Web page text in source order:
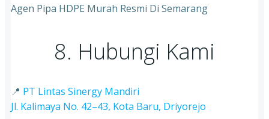
Agen Pipa HDPE Murah Resmi Di Semarang
8. Hubungi Kami
📍 PT Lintas Sinergy Mandiri
Jl. Kalimaya No. 42–43, Kota Baru, Driyorejo